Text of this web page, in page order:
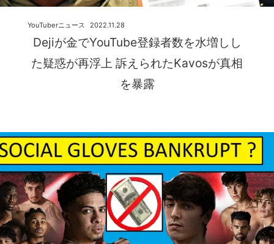
Dejiが金でYouTube登録者数を水増しし
た疑惑が再浮上 訴えられたKavosが真相
を暴露
2022.11.28
YouTuberニュース